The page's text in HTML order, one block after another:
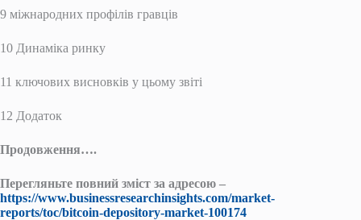
9 міжнародних профілів гравців
10 Динаміка ринку
11 ключових висновків у цьому звіті
12 Додаток
Продовження….
Перегляньте повний зміст за адресою –
https://www.businessresearchinsights.com/market-
reports/toc/bitcoin-depository-market-100174